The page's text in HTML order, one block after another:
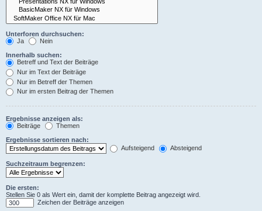
Unterforen durchsuchen:
Ja
Nein
Innerhalb suchen:
Betreff und Text der Beiträge
Nur im Text der Beiträge
Nur im Betreff der Themen
Nur im ersten Beitrag der Themen
Ergebnisse anzeigen als:
Beiträge
Themen
Ergebnisse sortieren nach:
Aufsteigend
Absteigend
Suchzeitraum begrenzen:
Die ersten:
Stellen Sie 0 als Wert ein, damit der komplette Beitrag angezeigt wird.
Zeichen der Beiträge anzeigen